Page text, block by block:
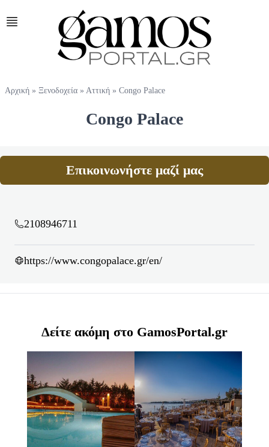
Αρχική » Ξενοδοχεία » Αττική » Congo Palace
Congo Palace
Επικοινωνήστε μαζί μας
2108946711
https://www.congopalace.gr/en/
Δείτε ακόμη στο GamosPortal.gr